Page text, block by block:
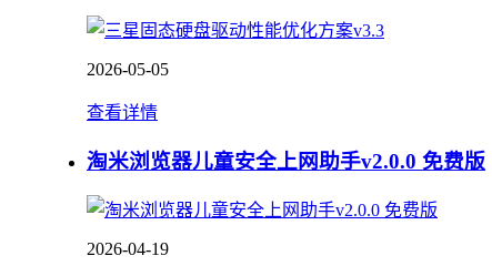
2026-05-05
查看详情
淘米浏览器儿童安全上网助手v2.0.0 免费版
2026-04-19